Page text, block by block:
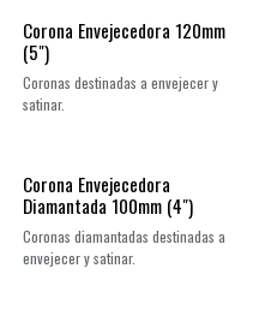
Corona Envejecedora 120mm
(5")
Coronas destinadas a envejecer y
satinar.
Corona Envejecedora
Diamantada 100mm (4")
Coronas diamantadas destinadas a
envejecer y satinar.